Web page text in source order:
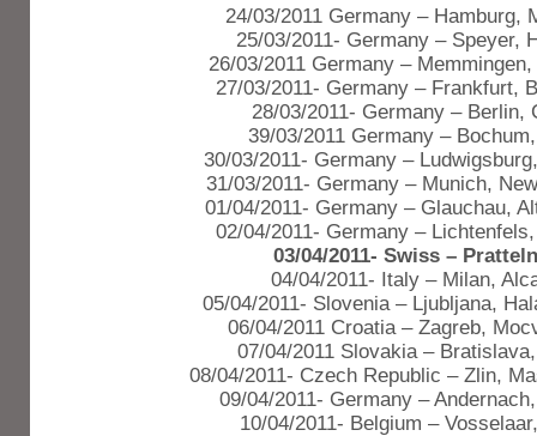
24/03/2011 Germany – Hamburg,
25/03/2011- Germany – Speyer,
26/03/2011 Germany –
27/03/2011- Germany – Frankfurt,
28/03/2011- Germany – Berlin,
39/03/2011 Germany –
30/03/2011- Germany –
31/03/2011- Germany – Munich,
01/04/2011- Germany – Glauchau,
02/04/2011- Germany –
03/04/2011- Swiss –
04/04/2011- Italy – Milan,
05/04/2011- Slovenia – Ljubljana,
06/04/2011 Croatia – Zagreb,
07/04/2011 Slovakia –
08/04/2011- Czech Republic – Zlin,
09/04/2011- Germany –
10/04/2011- Belgium –